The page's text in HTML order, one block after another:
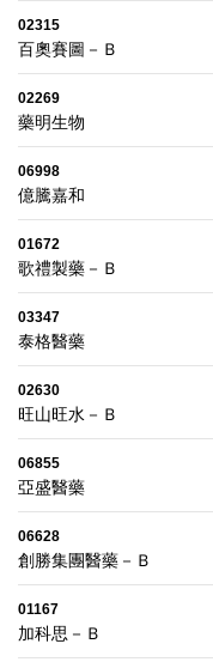
02315
百奧賽圖－Ｂ
02269
藥明生物
06998
億騰嘉和
01672
歌禮製藥－Ｂ
03347
泰格醫藥
02630
旺山旺水－Ｂ
06855
亞盛醫藥
06628
創勝集團醫藥－Ｂ
01167
加科思－Ｂ